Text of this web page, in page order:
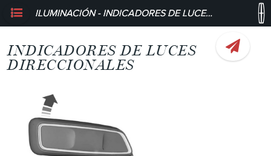
ILUMINACIÓN - INDICADORES DE LUCES DIRECCIONALES
INDICADORES DE LUCES
DIRECCIONALES